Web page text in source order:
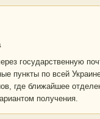
государственную
пункты по всей
где ближайшее
получения.